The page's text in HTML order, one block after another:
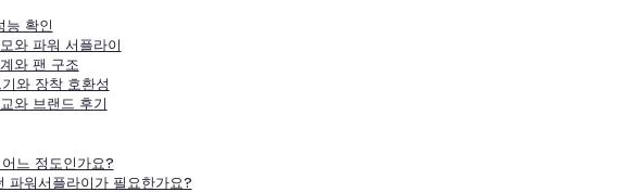
능 확인
와 파워 서플라이
와 팬 구조
와 장착 호환성
와 브랜드 후기
느 정도인가요?
워서플라이가 필요한가요?